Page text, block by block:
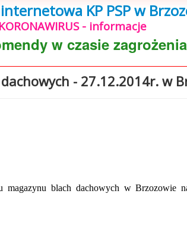
KP PSP w
KORONAWIRUS - informacje
w czasie
- 27.12.2014r. w
magazynu blach dachowych w Brzozowie